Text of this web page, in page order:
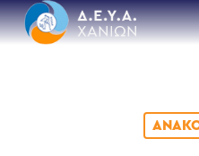
Skip
to
main